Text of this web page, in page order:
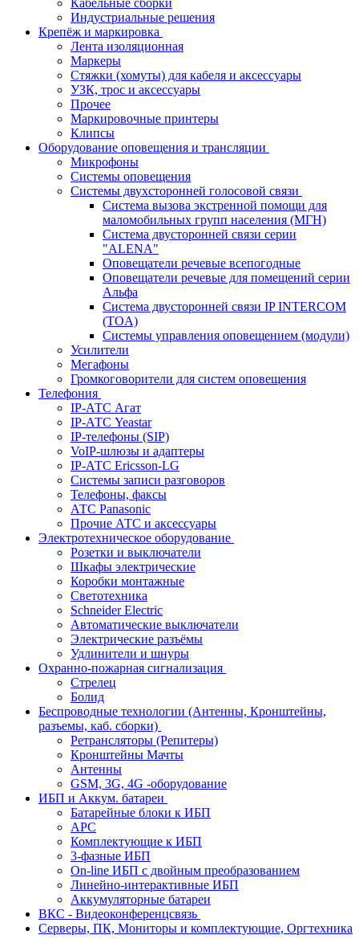
Кабельные сборки
Индустриальные решения
Крепёж и маркировка
Лента изоляционная
Маркеры
Стяжки (хомуты) для кабеля и аксессуары
УЗК, трос и аксессуары
Прочее
Маркировочные принтеры
Клипсы
Оборудование оповещения и трансляции
Микрофоны
Системы оповещения
Системы двухсторонней голосовой связи
Система вызова экстренной помощи для
маломобильных групп населения (МГН)
Система двусторонней связи серии
"ALENA"
Оповещатели речевые всепогодные
Оповещатели речевые для помещений серии
Альфа
Система двусторонней связи IP INTERCOM
(TOA)
Системы управления оповещением (модули)
Усилители
Мегафоны
Громкоговорители для систем оповещения
Телефония
IP-АТС Агат
IP-АТС Yeastar
IP-телефоны (SIP)
VoIP-шлюзы и адаптеры
IP-АТС Ericsson-LG
Системы записи разговоров
Телефоны, факсы
АТС Panasonic
Прочие АТС и аксессуары
Электротехническое оборудование
Розетки и выключатели
Шкафы электрические
Коробки монтажные
Светотехника
Schneider Electric
Автоматические выключатели
Электрические разъёмы
Удлинители и шнуры
Охранно-пожарная сигнализация
Стрелец
Болид
Беспроводные технологии (Антенны, Кронштейны,
разъемы, каб. сборки)
Ретрансляторы (Репитеры)
Кронштейны Мачты
Антенны
GSM, 3G, 4G -оборудование
ИБП и Аккум. батареи
Батарейные блоки к ИБП
APC
Комплектующие к ИБП
3-фазные ИБП
On-line ИБП с двойным преобразованием
Линейно-интерактивные ИБП
Аккумуляторные батареи
ВКС - Видеоконференцсвязь
Серверы, ПК, Мониторы и комплектующие, Оргтехника